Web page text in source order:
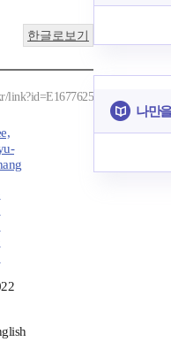
한글로보기
link?id=E1677625
나만